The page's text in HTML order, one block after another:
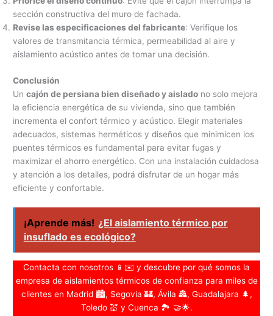
sección constructiva del muro de fachada.
Revise las especificaciones del fabricante: Verifique los
valores de transmitancia térmica, permeabilidad al aire y
aislamiento acústico antes de tomar una decisión.
Conclusión
Uncajón de persiana bien diseñado y aislado no solo mejora
la eficiencia energética de su vivienda, sino que también
incrementa el confort térmico y acústico. Elegir materiales
adecuados, sistemas herméticos y diseños que minimicen los
puentes térmicos es fundamental para evitar fugas y
maximizar el ahorro energético. Con una instalación cuidadosa
y atención a los detalles, podrá disfrutar de un hogar más
eficiente y confortable.
¡Aprende más! ¿El aislamiento térmico por
insuflado es ecológico?
Contacta con nosotros 📱✉️ y descubre por qué somos la
empresa de aislamientos térmicos de confianza para miles de
clientes en Madrid 🏙️, Segovia 🏰, Ávila 🏯, Guadalajara 🌲,
Toledo 💒 y Cuenca 🏞️ 🤝🌟.